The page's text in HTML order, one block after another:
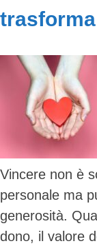
Vincere non è
personale ma
generosità.
dono, il valore